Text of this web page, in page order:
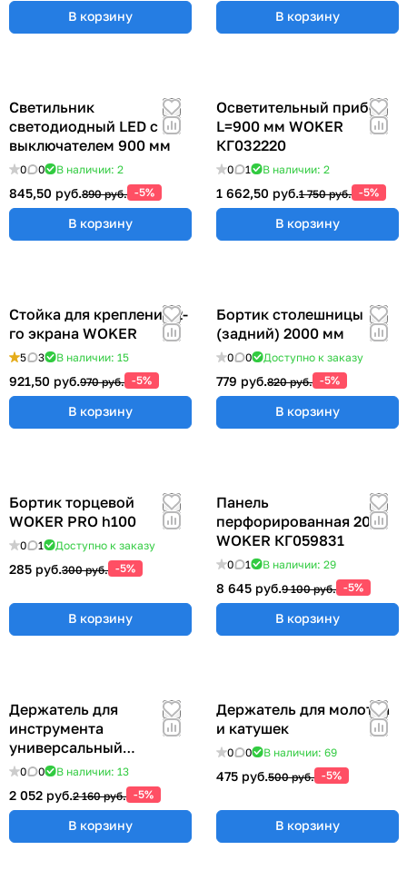
В корзину В корзину
Светильник
светодиодный LED с
выключателем 900 мм
0 0 В наличии: 2
845,50 руб.890 руб. -5%
В корзину
Осветительный прибор
L=900 мм WOKER
КГ032220
0 1 В наличии: 2
1 662,50 руб.1 750 руб. -5%
В корзину
Стойка для крепления 2-
го экрана WOKER
5 3 В наличии: 15
921,50 руб.970 руб. -5%
В корзину
Бортик столешницы
(задний) 2000 мм
0 0 Доступно к заказу
779 руб.820 руб. -5%
В корзину
Бортик торцевой
WOKER PRO h100
0 1 Доступно к заказу
285 руб.300 руб. -5%
В корзину
Панель
перфорированная 2000
WOKER КГ059831
0 1 В наличии: 29
8 645 руб.9 100 руб. -5%
В корзину
Держатель для
инструмента
универсальный
57x383x185 мм ER-
0 0 В наличии: 13
2 052 руб.2 160 руб. -5%
В корзину
Держатель для молотка
и катушек
0 0 В наличии: 69
475 руб.500 руб. -5%
В корзину